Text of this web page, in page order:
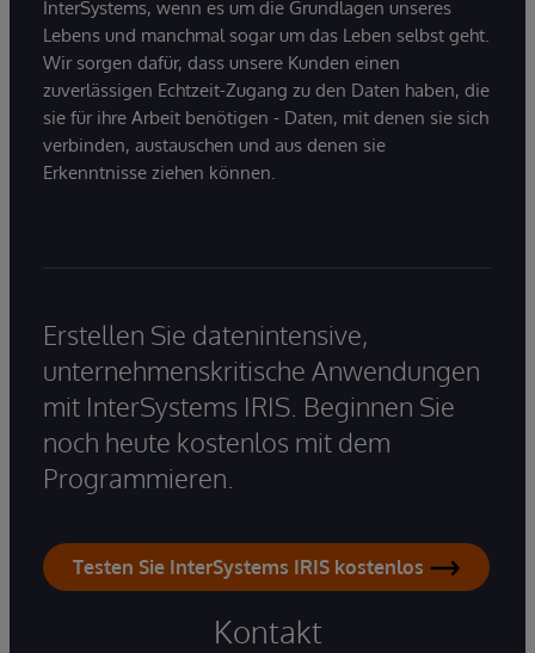
InterSystems, wenn es um die Grundlagen unseres
Lebens und manchmal sogar um das Leben selbst geht.
Wir sorgen dafür, dass unsere Kunden einen
zuverlässigen Echtzeit-Zugang zu den Daten haben, die
sie für ihre Arbeit benötigen - Daten, mit denen sie sich
verbinden, austauschen und aus denen sie
Erkenntnisse ziehen können.
Erstellen Sie datenintensive,
unternehmenskritische Anwendungen
mit InterSystems IRIS. Beginnen Sie
noch heute kostenlos mit dem
Programmieren.
Testen Sie InterSystems IRIS kostenlos
Kontakt